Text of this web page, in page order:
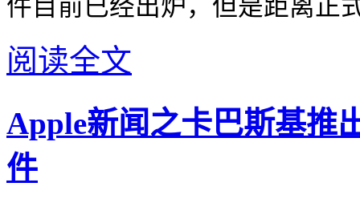
件目前已经出炉，但是距离正
阅读全文
Apple新闻之卡巴斯基推
件